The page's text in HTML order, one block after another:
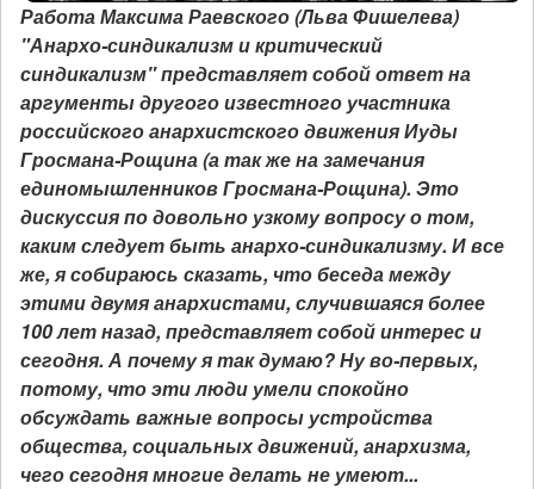
Работа Максима Раевского (Льва Фишелева)
"Анархо-синдикализм и критический
синдикализм" представляет собой ответ на
аргументы другого известного участника
российского анархистского движения Иуды
Гросмана-Рощина (а так же на замечания
единомышленников Гросмана-Рощина). Это
дискуссия по довольно узкому вопросу о том,
каким следует быть анархо-синдикализму. И все
же, я собираюсь сказать, что беседа между
этими двумя анархистами, случившаяся более
100 лет назад, представляет собой интерес и
сегодня. А почему я так думаю? Ну во-первых,
потому, что эти люди умели спокойно
обсуждать важные вопросы устройства
общества, социальных движений, анархизма,
чего сегодня многие делать не умеют...